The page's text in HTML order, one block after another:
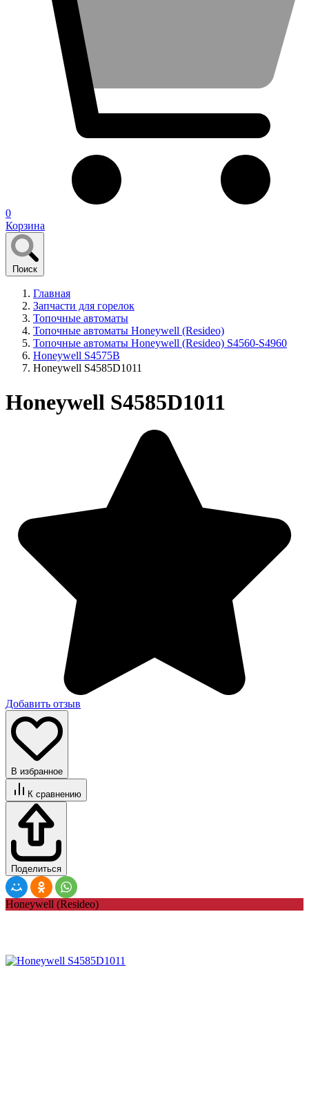
0
Корзина
Поиск
Главная
Запчасти для горелок
Топочные автоматы
Топочные автоматы Honeywell (Resideo)
Топочные автоматы Honeywell (Resideo) S4560-S4960
Honeywell S4575B
Honeywell S4585D1011
Honeywell S4585D1011
Добавить отзыв
В избранное
К сравнению
Поделиться
Honeywell (Resideo)